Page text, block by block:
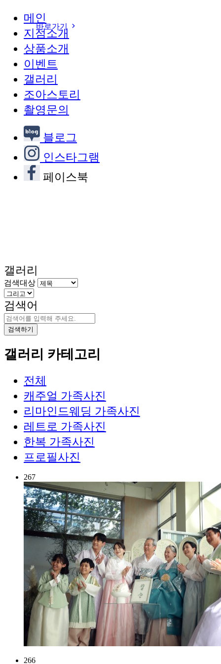
메인
바로가기
지점소개
상품소개
이벤트
갤러리
조아스토리
촬영문의
블로그
인스타그램
페이스북
갤러리
검색대상
검색어
검색하기
갤러리 카테고리
전체
캐주얼 가족사진
리마인드웨딩 가족사진
레트로 가족사진
한복 가족사진
프로필사진
267
266